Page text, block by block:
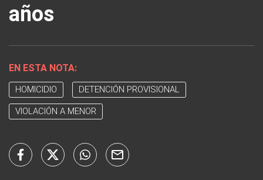
años
EN ESTA NOTA:
HOMICIDIO DETENCIÓN PROVISIONAL
VIOLACIÓN A MENOR